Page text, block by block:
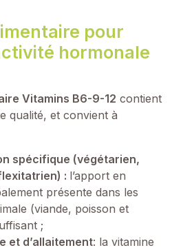
pour
hormonale
Vitamins B6-9-12 contient
qualité, et convient à
spécifique (végétarien,
: l’apport en
présente dans les
(viande, poisson et
;
et d’allaitement: la vitamine